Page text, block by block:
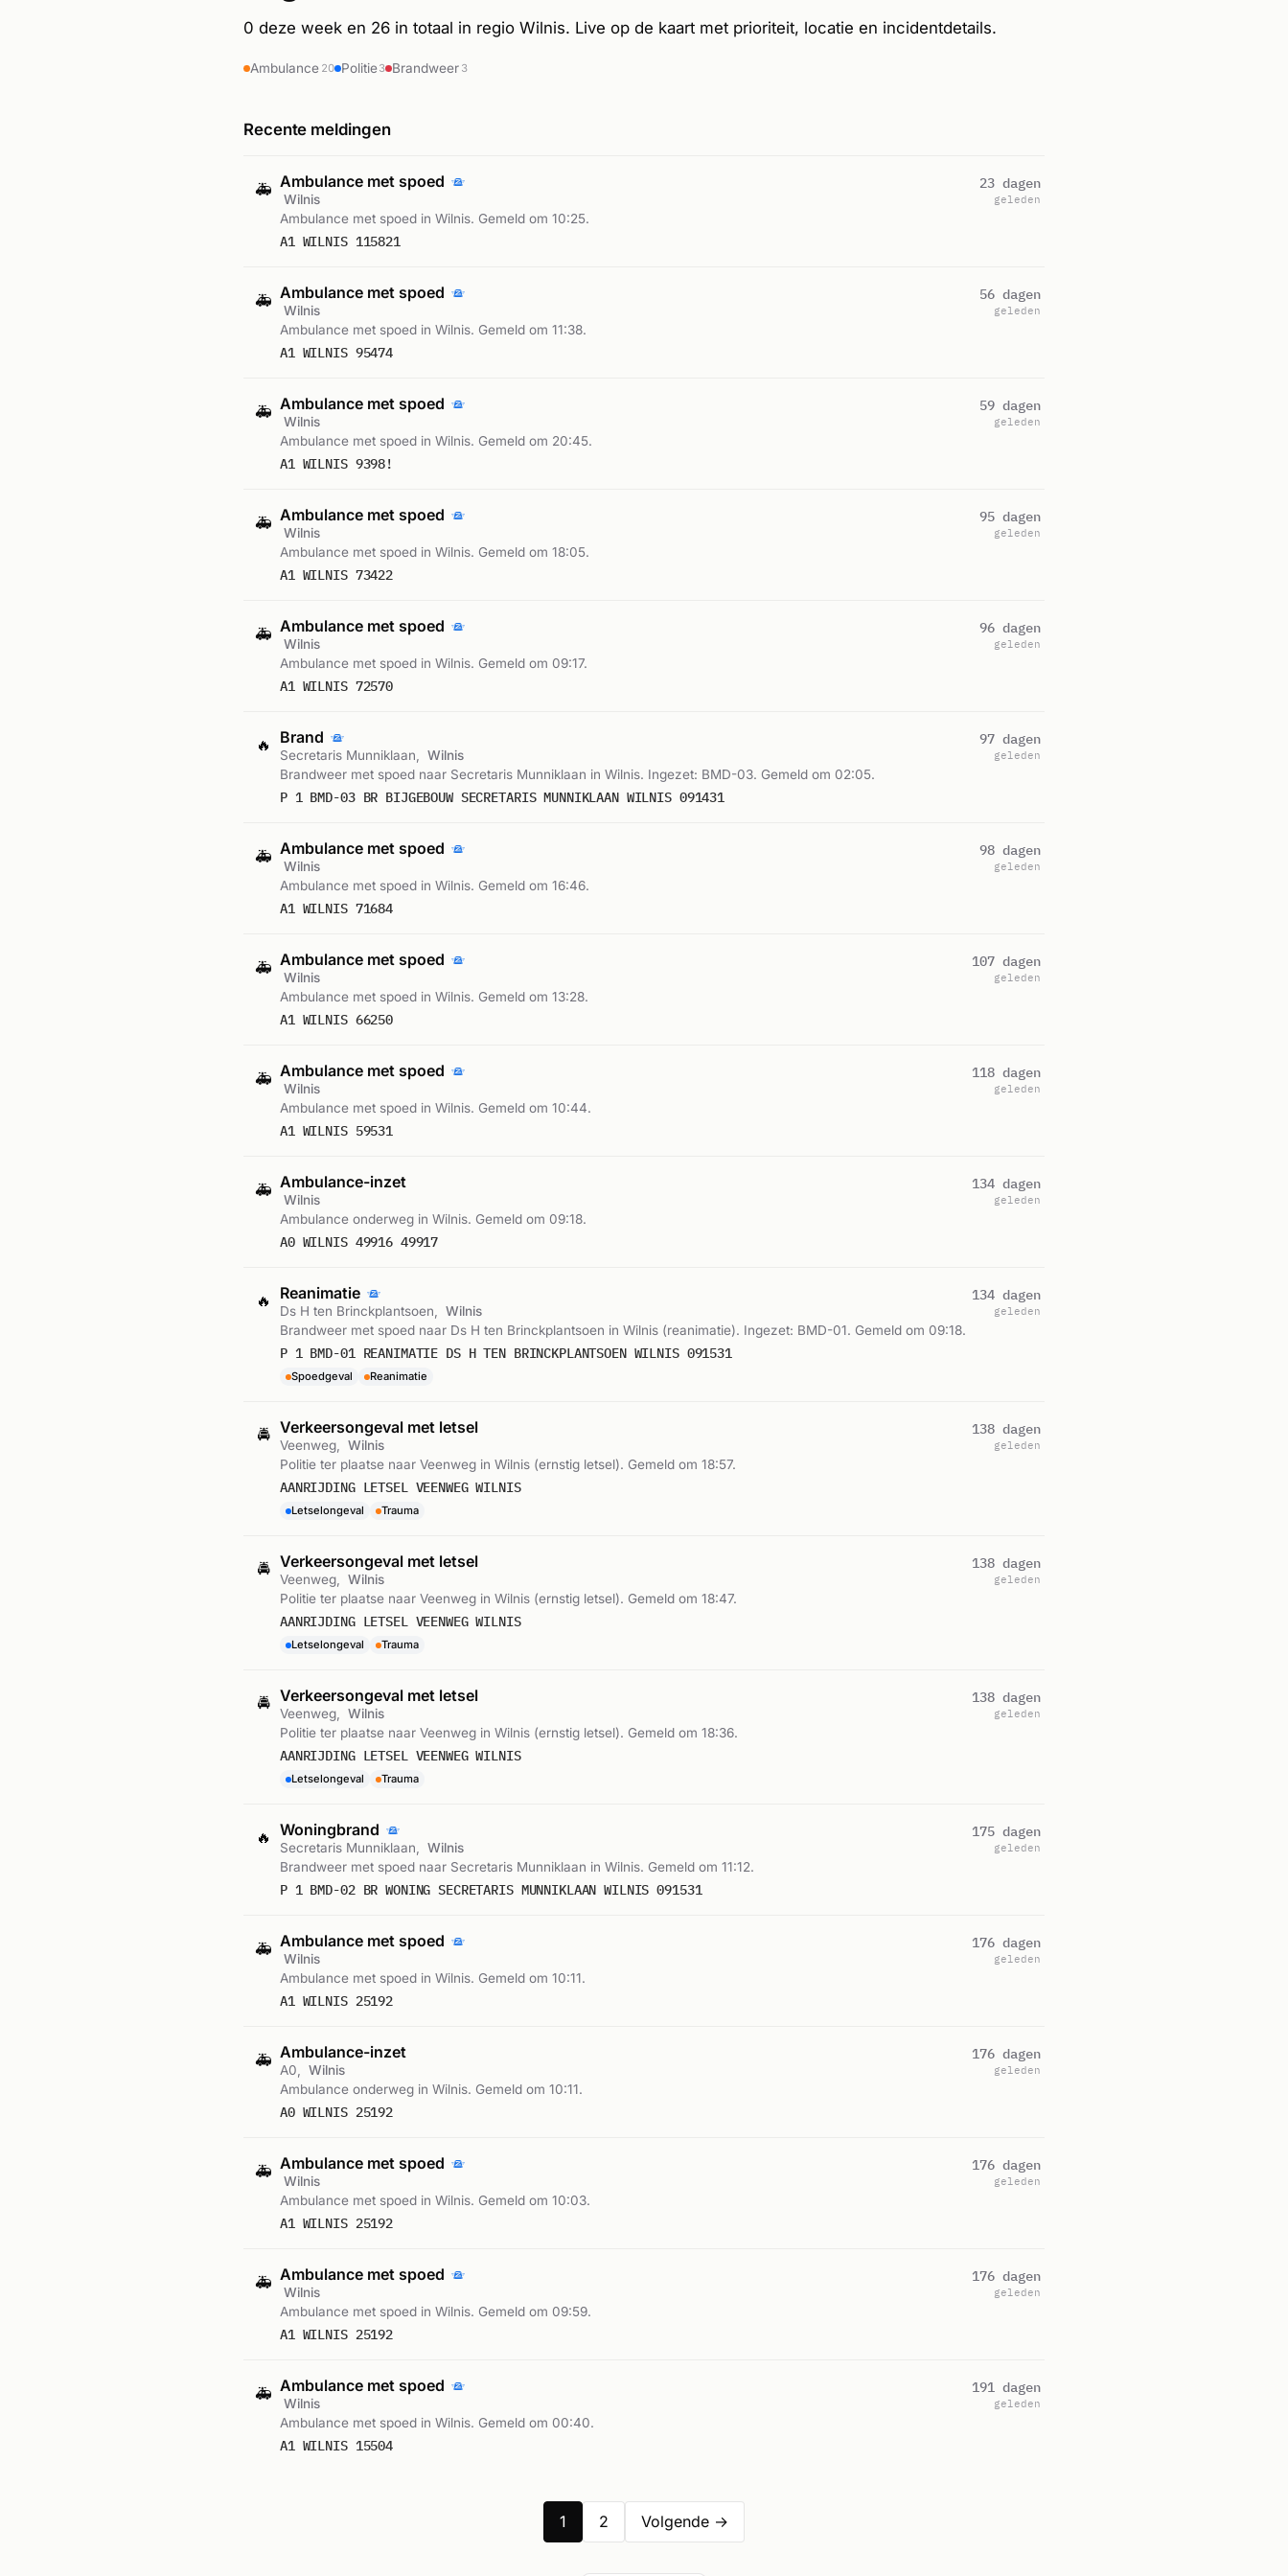
0 deze week en 26 in totaal in regio Wilnis. Live op de kaart met prioriteit, locatie en incidentdetails.
Ambulance 20 Politie3 Brandweer 3
Recente meldingen
🚑 Ambulance met spoed
Wilnis
Ambulance met spoed in Wilnis. Gemeld om 10:25.
A1 WILNIS 115821
23 dagen
geleden
🚑 Ambulance met spoed
Wilnis
Ambulance met spoed in Wilnis. Gemeld om 11:38.
A1 WILNIS 95474
56 dagen
geleden
🚑 Ambulance met spoed
Wilnis
Ambulance met spoed in Wilnis. Gemeld om 20:45.
A1 WILNIS 9398!
59 dagen
geleden
🚑 Ambulance met spoed
Wilnis
Ambulance met spoed in Wilnis. Gemeld om 18:05.
A1 WILNIS 73422
95 dagen
geleden
🚑 Ambulance met spoed
Wilnis
Ambulance met spoed in Wilnis. Gemeld om 09:17.
A1 WILNIS 72570
96 dagen
geleden
🔥 Brand
Secretaris Munniklaan, Wilnis
Brandweer met spoed naar Secretaris Munniklaan in Wilnis. Ingezet: BMD-03. Gemeld om 02:05.
P 1 BMD-03 BR BIJGEBOUW SECRETARIS MUNNIKLAAN WILNIS 091431
97 dagen
geleden
🚑 Ambulance met spoed
Wilnis
Ambulance met spoed in Wilnis. Gemeld om 16:46.
A1 WILNIS 71684
98 dagen
geleden
🚑 Ambulance met spoed
Wilnis
Ambulance met spoed in Wilnis. Gemeld om 13:28.
A1 WILNIS 66250
107 dagen
geleden
🚑 Ambulance met spoed
Wilnis
Ambulance met spoed in Wilnis. Gemeld om 10:44.
A1 WILNIS 59531
118 dagen
geleden
🚑 Ambulance-inzet
Wilnis
Ambulance onderweg in Wilnis. Gemeld om 09:18.
A0 WILNIS 49916 49917
134 dagen
geleden
🔥 Reanimatie
Ds H ten Brinckplantsoen, Wilnis
Brandweer met spoed naar Ds H ten Brinckplantsoen in Wilnis (reanimatie). Ingezet: BMD-01. Gemeld om 09:18.
P 1 BMD-01 REANIMATIE DS H TEN BRINCKPLANTSOEN WILNIS 091531
Spoedgeval Reanimatie
134 dagen
geleden
🚔 Verkeersongeval met letsel
Veenweg, Wilnis
Politie ter plaatse naar Veenweg in Wilnis (ernstig letsel). Gemeld om 18:57.
AANRIJDING LETSEL VEENWEG WILNIS
Letselongeval Trauma
138 dagen
geleden
🚔 Verkeersongeval met letsel
Veenweg, Wilnis
Politie ter plaatse naar Veenweg in Wilnis (ernstig letsel). Gemeld om 18:47.
AANRIJDING LETSEL VEENWEG WILNIS
Letselongeval Trauma
138 dagen
geleden
🚔 Verkeersongeval met letsel
Veenweg, Wilnis
Politie ter plaatse naar Veenweg in Wilnis (ernstig letsel). Gemeld om 18:36.
AANRIJDING LETSEL VEENWEG WILNIS
Letselongeval Trauma
138 dagen
geleden
🔥 Woningbrand
Secretaris Munniklaan, Wilnis
Brandweer met spoed naar Secretaris Munniklaan in Wilnis. Gemeld om 11:12.
P 1 BMD-02 BR WONING SECRETARIS MUNNIKLAAN WILNIS 091531
175 dagen
geleden
🚑 Ambulance met spoed
Wilnis
Ambulance met spoed in Wilnis. Gemeld om 10:11.
A1 WILNIS 25192
176 dagen
geleden
🚑 Ambulance-inzet
A0, Wilnis
Ambulance onderweg in Wilnis. Gemeld om 10:11.
A0 WILNIS 25192
176 dagen
geleden
🚑 Ambulance met spoed
Wilnis
Ambulance met spoed in Wilnis. Gemeld om 10:03.
A1 WILNIS 25192
176 dagen
geleden
🚑 Ambulance met spoed
Wilnis
Ambulance met spoed in Wilnis. Gemeld om 09:59.
A1 WILNIS 25192
176 dagen
geleden
🚑 Ambulance met spoed
Wilnis
Ambulance met spoed in Wilnis. Gemeld om 00:40.
A1 WILNIS 15504
191 dagen
geleden
1 2 Volgende →